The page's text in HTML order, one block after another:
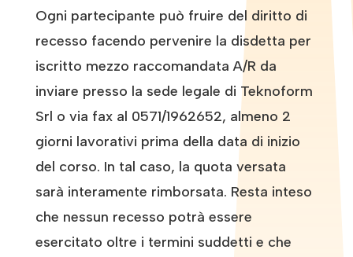
Ogni partecipante può fruire del diritto di
recesso facendo pervenire la disdetta per
iscritto mezzo raccomandata A/R da
inviare presso la sede legale di Teknoform
Srl o via fax al 0571/1962652, almeno 2
giorni lavorativi prima della data di inizio
del corso. In tal caso, la quota versata
sarà interamente rimborsata. Resta inteso
che nessun recesso potrà essere
esercitato oltre i termini suddetti e che